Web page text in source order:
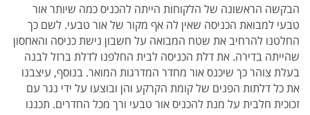
הבקשה הראשונה של הלקוחות הייתה להכניס כמה שיותר אור
טבעי למבואת הכניסה שאין לה אף מקור של אור טבעי. לשם כך
החלטנו להרחיב את שטח המבואה על חשבון נישת כניסה והאחסון
שהייתה בדירה. את דלת הכניסה לבית החלפנו לדלת ברזל לבנה
בעלת צוהר כך שיכנס אור מחדר המדרגות המואר. בנוסף, עיצבנו
את כל דלתות הפנים של קומת הקרקע והן ובוצעו על ידי נגר עם
זכוכית חלבית על מנת להכניס אור טבעי ורך מכל החדרים. תכננו